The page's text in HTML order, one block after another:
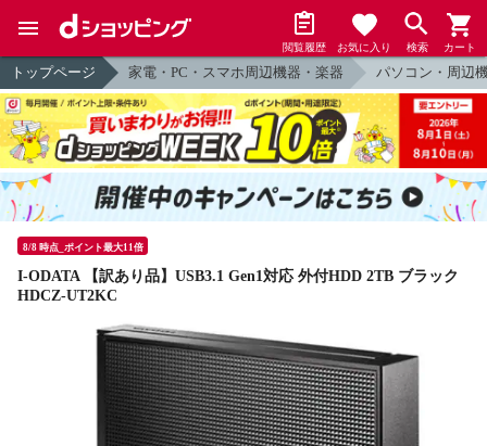
閲覧履歴 お気に入り 検索 カート
トップページ 家電・PC・スマホ周辺機器・楽器 パソコン・周辺
8/8 時点_ポイント最大11倍
I-ODATA 【訳あり品】USB3.1 Gen1対応 外付HDD 2TB ブラック
HDCZ-UT2KC